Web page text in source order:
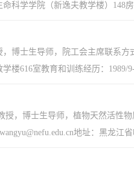
科学学院（新逸夫教学楼）148
博士生导师，院工会主席联系方
楼616室教育和训练经历：1989/
授，博士生导师，植物天然活性
wangyu@nefu.edu.cn地址：黑龙